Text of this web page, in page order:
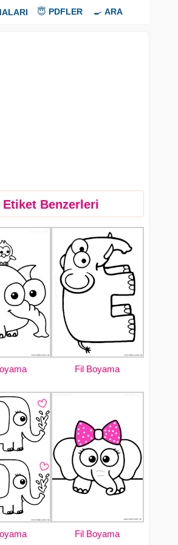
😇 PDFLER 🍳 ARA
Etiket Benzerleri
Fil Boyama
Fil Boyama